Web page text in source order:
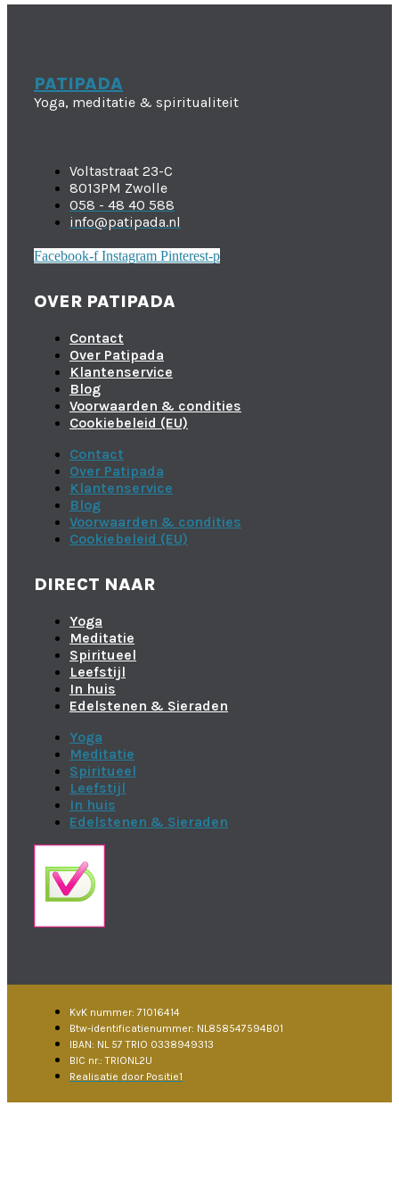
PATIPADA
Yoga, meditatie & spiritualiteit
Voltastraat 23-C
8013PM Zwolle
058 - 48 40 588
info@patipada.nl
Facebook-f Instagram Pinterest-p
OVER PATIPADA
Contact
Over Patipada
Klantenservice
Blog
Voorwaarden & condities
Cookiebeleid (EU)
Contact
Over Patipada
Klantenservice
Blog
Voorwaarden & condities
Cookiebeleid (EU)
DIRECT NAAR
Yoga
Meditatie
Spiritueel
Leefstijl
In huis
Edelstenen & Sieraden
Yoga
Meditatie
Spiritueel
Leefstijl
In huis
Edelstenen & Sieraden
KvK nummer: 71016414
Btw-identificatienummer: NL858547594B01
IBAN: NL 57 TRIO 0338949313
BIC nr.: TRIONL2U
Realisatie door Positie1